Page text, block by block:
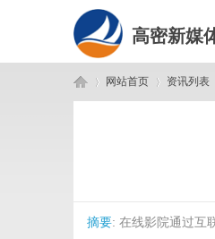
高密新媒
网站首页 资讯列表
摘要: 在线影院通过互